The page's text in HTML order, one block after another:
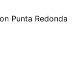
Punta Redonda